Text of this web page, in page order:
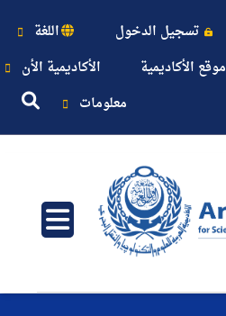
تسجيل الدخول
اللغة
موقع الأكاديمية
الأكاديمية الأن
معلومات